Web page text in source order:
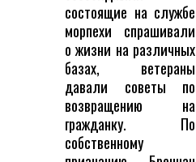
состоящие на службе
морпехи спрашивали
о жизни на различных
базах, ветераны
давали советы по
возвращению на
гражданку. По
собственному